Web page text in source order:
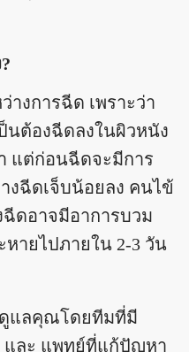
างการฉีด เพราะว่า
นต้องฉีดลงในผิวหนัง
แต่ก่อนฉีดจะมีการ
งฉีดเจ็บน้อยลง คนไข้
ดอาจมีอาการบวม
ายไปภายใน 2-3 วัน
ดูแลคุณโดยทีมที่มี
และ แพทย์ที่แก้ปัญหา